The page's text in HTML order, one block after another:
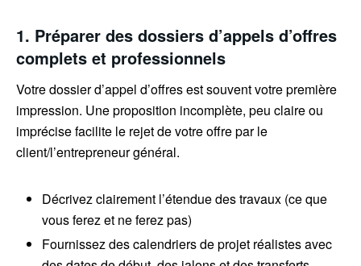
1. Préparer des dossiers d’appels d’offres
complets et professionnels
Votre dossier d’appel d’offres est souvent votre première
impression. Une proposition incomplète, peu claire ou
imprécise facilite le rejet de votre offre par le
client/l’entrepreneur général.
Décrivez clairement l’étendue des travaux (ce que
vous ferez et ne ferez pas)
Fournissez des calendriers de projet réalistes avec